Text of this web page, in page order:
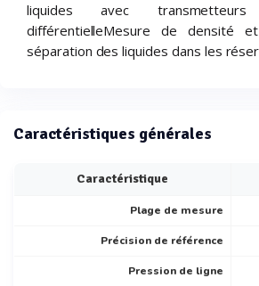
liquides avec
différentielleMesure de densité
séparation des liquides dans les
Caractéristiques générales
Caractéristique
Plage de mesure
Précision de référence
Pression de ligne